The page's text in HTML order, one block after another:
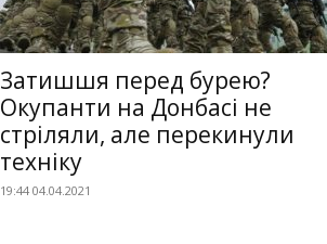
Затишшя перед бурею?
Окупанти на Донбасі не
стріляли, але перекинули
техніку
19:44 04.04.2021